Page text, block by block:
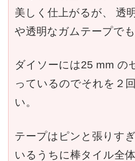
美しく仕上がるが、 透
や透明なガムテープでも
ダイソーには25 mm の
っているのでそれを２
い。
テープはピンと張りす
いるうちに棒タイル全